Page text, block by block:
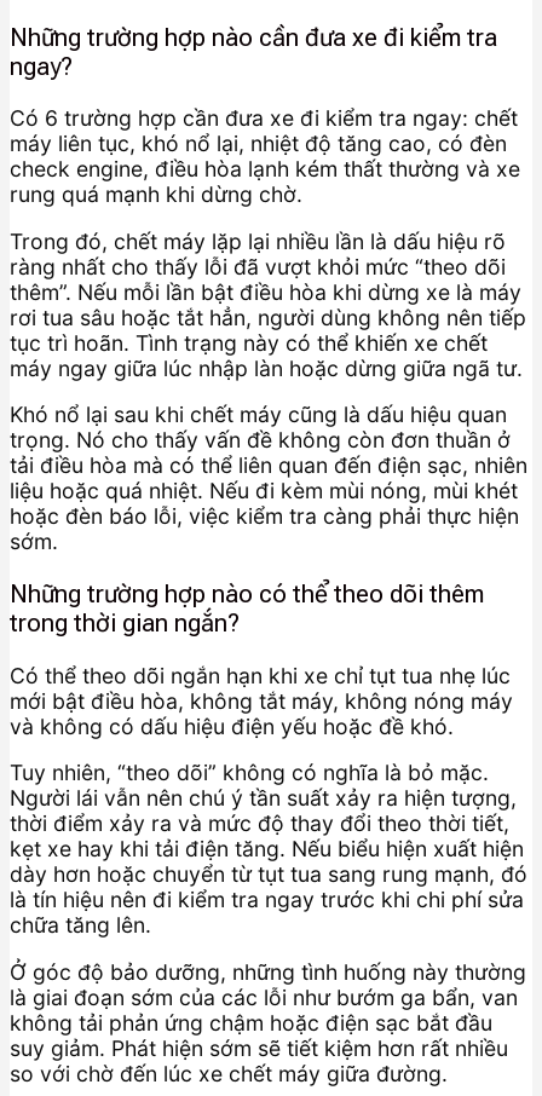
Những trường hợp nào cần đưa xe đi kiểm tra
ngay?
Có 6 trường hợp cần đưa xe đi kiểm tra ngay: chết
máy liên tục, khó nổ lại, nhiệt độ tăng cao, có đèn
check engine, điều hòa lạnh kém thất thường và xe
rung quá mạnh khi dừng chờ.
Trong đó, chết máy lặp lại nhiều lần là dấu hiệu rõ
ràng nhất cho thấy lỗi đã vượt khỏi mức “theo dõi
thêm”. Nếu mỗi lần bật điều hòa khi dừng xe là máy
rơi tua sâu hoặc tắt hẳn, người dùng không nên tiếp
tục trì hoãn. Tình trạng này có thể khiến xe chết
máy ngay giữa lúc nhập làn hoặc dừng giữa ngã tư.
Khó nổ lại sau khi chết máy cũng là dấu hiệu quan
trọng. Nó cho thấy vấn đề không còn đơn thuần ở
tải điều hòa mà có thể liên quan đến điện sạc, nhiên
liệu hoặc quá nhiệt. Nếu đi kèm mùi nóng, mùi khét
hoặc đèn báo lỗi, việc kiểm tra càng phải thực hiện
sớm.
Những trường hợp nào có thể theo dõi thêm
trong thời gian ngắn?
Có thể theo dõi ngắn hạn khi xe chỉ tụt tua nhẹ lúc
mới bật điều hòa, không tắt máy, không nóng máy
và không có dấu hiệu điện yếu hoặc đề khó.
Tuy nhiên, “theo dõi” không có nghĩa là bỏ mặc.
Người lái vẫn nên chú ý tần suất xảy ra hiện tượng,
thời điểm xảy ra và mức độ thay đổi theo thời tiết,
kẹt xe hay khi tải điện tăng. Nếu biểu hiện xuất hiện
dày hơn hoặc chuyển từ tụt tua sang rung mạnh, đó
là tín hiệu nên đi kiểm tra ngay trước khi chi phí sửa
chữa tăng lên.
Ở góc độ bảo dưỡng, những tình huống này thường
là giai đoạn sớm của các lỗi như bướm ga bẩn, van
không tải phản ứng chậm hoặc điện sạc bắt đầu
suy giảm. Phát hiện sớm sẽ tiết kiệm hơn rất nhiều
so với chờ đến lúc xe chết máy giữa đường.